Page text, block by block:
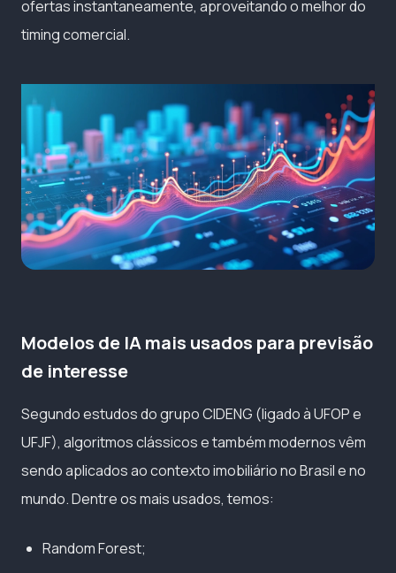
ofertas instantaneamente, aproveitando o melhor do
timing comercial.
Modelos de IA mais usados para previsão
de interesse
Segundo estudos do grupo CIDENG (ligado à UFOP e
UFJF), algoritmos clássicos e também modernos vêm
sendo aplicados ao contexto imobiliário no Brasil e no
mundo. Dentre os mais usados, temos:
Random Forest;